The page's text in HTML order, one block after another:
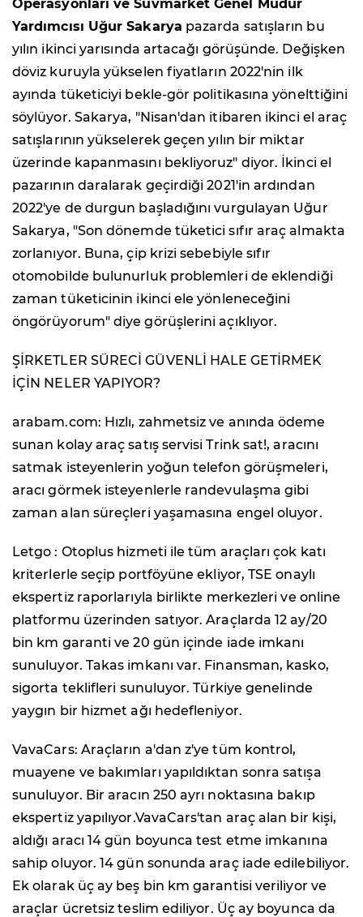
Operasyonları ve Suvmarket Genel Müdür
Yardımcısı Uğur Sakarya pazarda satışların bu
yılın ikinci yarısında artacağı görüşünde. Değişken
döviz kuruyla yükselen fiyatların 2022'nin ilk
ayında tüketiciyi bekle-gör politikasına yönelttiğini
söylüyor. Sakarya, "Nisan'dan itibaren ikinci el araç
satışlarının yükselerek geçen yılın bir miktar
üzerinde kapanmasını bekliyoruz" diyor. İkinci el
pazarının daralarak geçirdiği 2021'in ardından
2022'ye de durgun başladığını vurgulayan Uğur
Sakarya, "Son dönemde tüketici sıfır araç almakta
zorlanıyor. Buna, çip krizi sebebiyle sıfır
otomobilde bulunurluk problemleri de eklendiği
zaman tüketicinin ikinci ele yönleneceğini
öngörüyorum" diye görüşlerini açıklıyor.
ŞİRKETLER SÜRECİ GÜVENLİ HALE GETİRMEK
İÇİN NELER YAPIYOR?
arabam.com: Hızlı, zahmetsiz ve anında ödeme
sunan kolay araç satış servisi Trink sat!, aracını
satmak isteyenlerin yoğun telefon görüşmeleri,
aracı görmek isteyenlerle randevulaşma gibi
zaman alan süreçleri yaşamasına engel oluyor.
Letgo : Otoplus hizmeti ile tüm araçları çok katı
kriterlerle seçip portföyüne ekliyor, TSE onaylı
ekspertiz raporlarıyla birlikte merkezleri ve online
platformu üzerinden satıyor. Araçlarda 12 ay/20
bin km garanti ve 20 gün içinde iade imkanı
sunuluyor. Takas imkanı var. Finansman, kasko,
sigorta teklifleri sunuluyor. Türkiye genelinde
yaygın bir hizmet ağı hedefleniyor.
VavaCars: Araçların a'dan z'ye tüm kontrol,
muayene ve bakımları yapıldıktan sonra satışa
sunuluyor. Bir aracın 250 ayrı noktasına bakıp
ekspertiz yapılıyor.VavaCars'tan araç alan bir kişi,
aldığı aracı 14 gün boyunca test etme imkanına
sahip oluyor. 14 gün sonunda araç iade edilebiliyor.
Ek olarak üç ay beş bin km garantisi veriliyor ve
araçlar ücretsiz teslim ediliyor. Üç ay boyunca da